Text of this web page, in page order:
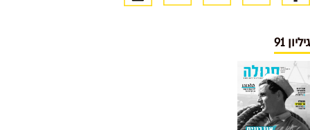
91